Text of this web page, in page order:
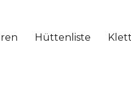
Hüttenliste